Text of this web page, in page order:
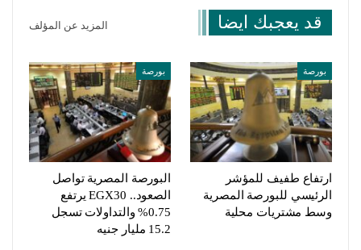
قد يعجبك ايضا المزيد عن المؤلف
بورصة
ارتفاع طفيف للمؤشر
الرئيسي للبورصة المصرية
وسط مشتريات محلية
بورصة
البورصة المصرية تواصل
الصعود.. EGX30 يرتفع
0.75% والتداولات تسجل
15.2 مليار جنيه